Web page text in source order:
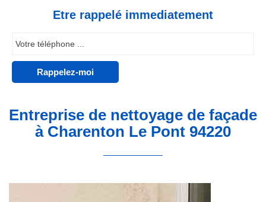
Etre rappelé immediatement
Entreprise de nettoyage de façade
à Charenton Le Pont 94220